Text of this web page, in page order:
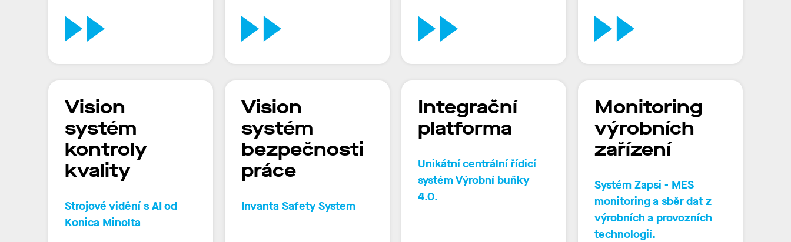
Vision
systém
kontroly
kvality
Strojové vidění s AI od
Konica Minolta
Vision
systém
bezpečnosti
práce
Invanta Safety System
Integrační
platforma
Unikátní centrální řídicí
systém Výrobní buňky
4.0.
Monitoring
výrobních
zařízení
Systém Zapsi - MES
monitoring a sběr dat z
výrobních a provozních
technologií.